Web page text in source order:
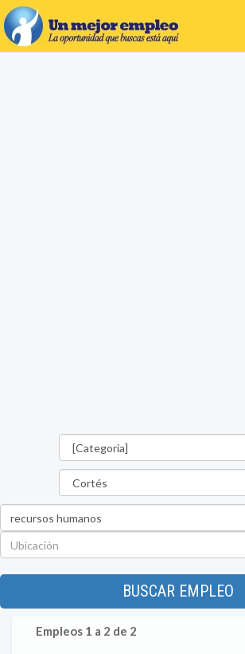
BUSCAR EMPLEO
Empleos 1 a 2 de 2